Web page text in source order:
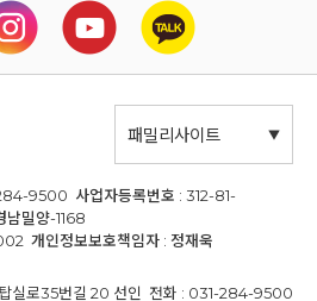
패밀리사이트
9500 사업자등록번호 : 312-81-
밀양-1168
개인정보보호책임자 : 정재욱
탑실로35번길 20 선인 전화 : 031-284-9500